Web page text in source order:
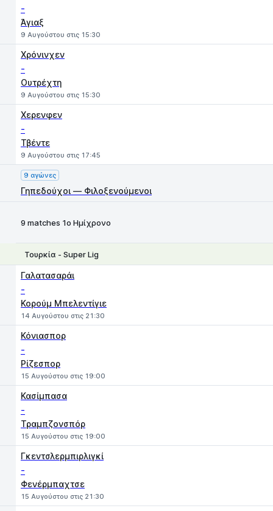
-
Άγιαξ
9 Αυγούστου στις 15:30
Χρόνινχεν
-
Ουτρέχτη
9 Αυγούστου στις 15:30
Χερενφεν
-
Τβέντε
9 Αυγούστου στις 17:45
9 αγώνες
Γηπεδούχοι — Φιλοξενούμενοι
9 matches 1ο Ημίχρονο
Τουρκία - Super Lig
Γαλατασαράι
-
Κορούμ Μπελεντίγιε
14 Αυγούστου στις 21:30
Κόνιασπορ
-
Ρίζεσπορ
15 Αυγούστου στις 19:00
Κασίμπασα
-
Τραμπζονσπόρ
15 Αυγούστου στις 19:00
Γκεντσλερμπιρλιγκί
-
Φενέρμπαχτσε
15 Αυγούστου στις 21:30